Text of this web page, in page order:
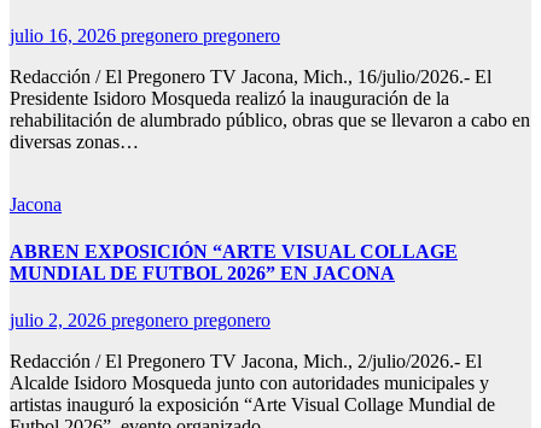
julio 16, 2026 pregonero pregonero
Redacción / El Pregonero TV Jacona, Mich., 16/julio/2026.- El
Presidente Isidoro Mosqueda realizó la inauguración de la
rehabilitación de alumbrado público, obras que se llevaron a cabo en
diversas zonas…
Jacona
ABREN EXPOSICIÓN “ARTE VISUAL COLLAGE
MUNDIAL DE FUTBOL 2026” EN JACONA
julio 2, 2026 pregonero pregonero
Redacción / El Pregonero TV Jacona, Mich., 2/julio/2026.- El
Alcalde Isidoro Mosqueda junto con autoridades municipales y
artistas inauguró la exposición “Arte Visual Collage Mundial de